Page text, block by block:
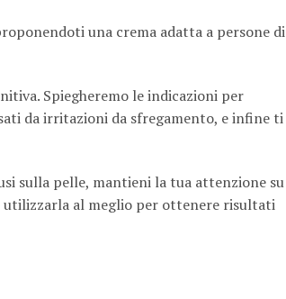
una crema adatta a persone di
Spiegheremo le indicazioni per
da irritazioni da sfregamento, e infine ti
sulla pelle, mantieni la tua attenzione su
utilizzarla al meglio per ottenere risultati